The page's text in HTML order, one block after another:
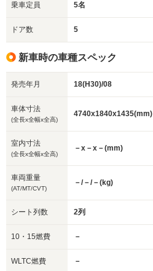
乗車定員 5名
ドア数 5
新車時の車種スペック
発売年月 18(H30)/08
車体寸法
(全長x全幅x全高)
4740x1840x1435(mm)
室内寸法
(全長x全幅x全高)
－x－x－(mm)
車両重量
(AT/MT/CVT)
－/－/－(kg)
シート列数 2列
10・15燃費 －
WLTC燃費 －